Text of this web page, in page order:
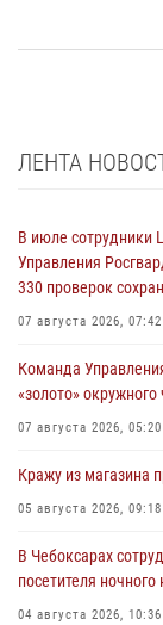
ЛЕНТА
В июле сотрудники
Управления
330 проверок
07 августа 2026, 07:42
Команда
«золото»
07 августа 2026, 05:20
Кражу из магазина
05 августа 2026, 09:18
В Чебоксарах
посетителя ночного
04 августа 2026, 10:36